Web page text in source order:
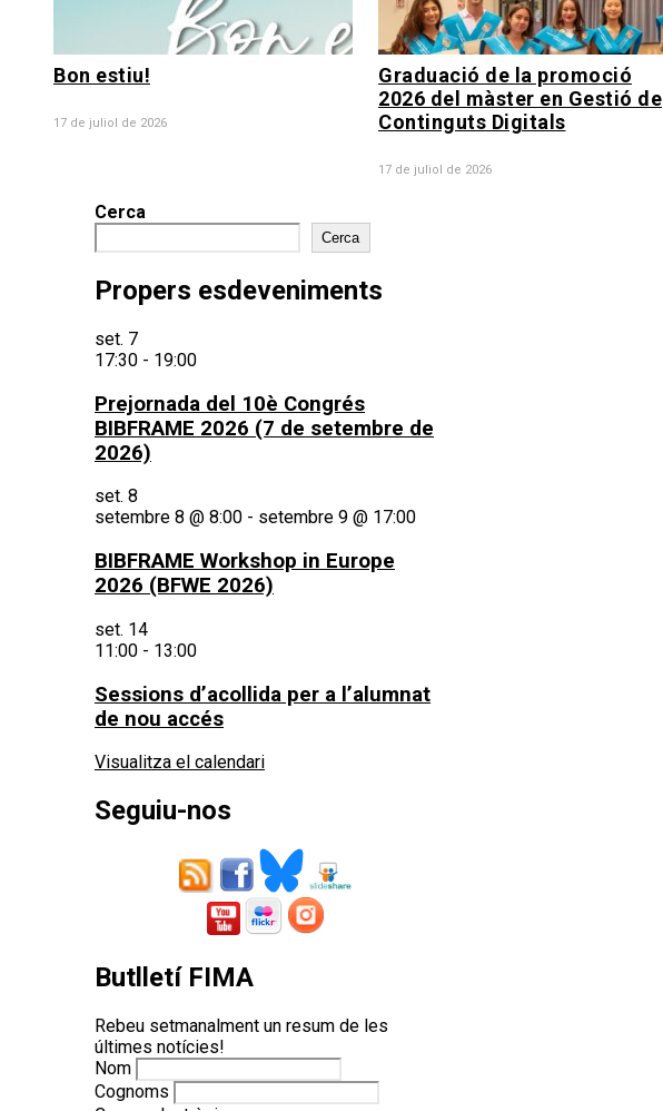
Bon estiu!
17 de juliol de 2026
Graduació de la promoció
2026 del màster en Gestió de
Continguts Digitals
17 de juliol de 2026
Cerca
Cerca
Propers esdeveniments
set. 7
17:30 - 19:00
Prejornada del 10è Congrés
BIBFRAME 2026 (7 de setembre de
2026)
set. 8
setembre 8 @ 8:00 - setembre 9 @ 17:00
BIBFRAME Workshop in Europe
2026 (BFWE 2026)
set. 14
11:00 - 13:00
Sessions d’acollida per a l’alumnat
de nou accés
Visualitza el calendari
Seguiu-nos
Butlletí FIMA
Rebeu setmanalment un resum de les
últimes notícies!
Nom
Cognoms